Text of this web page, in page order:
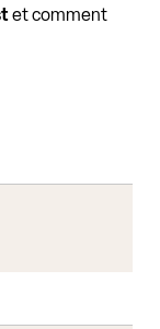
et comment